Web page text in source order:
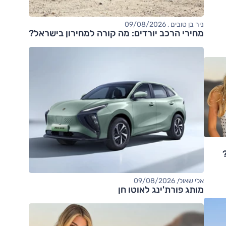
ניר בן טובים , 09/08/2026
מחירי הרכב יורדים: מה קורה למחירון בישראל?
אלי שאולי, 09/08/2026
מותג פורת'ינג לאוטו חן